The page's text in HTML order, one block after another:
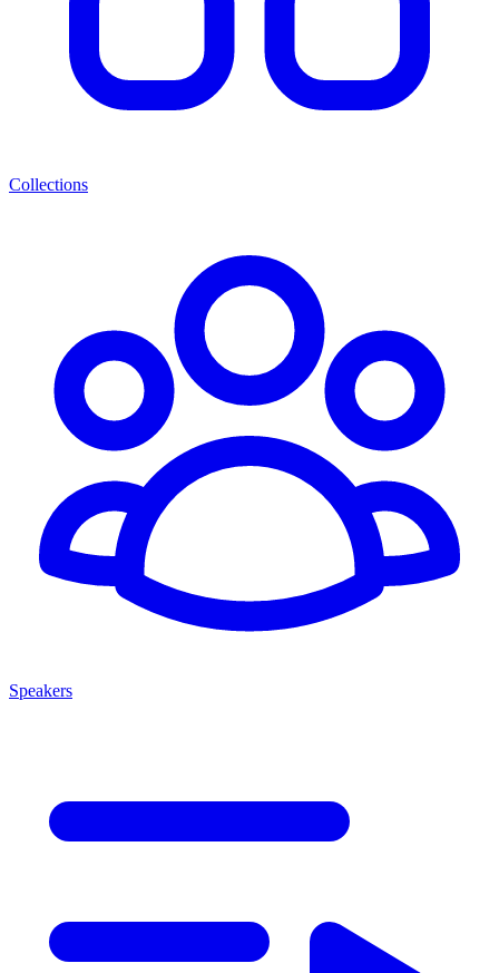
Collections
Speakers